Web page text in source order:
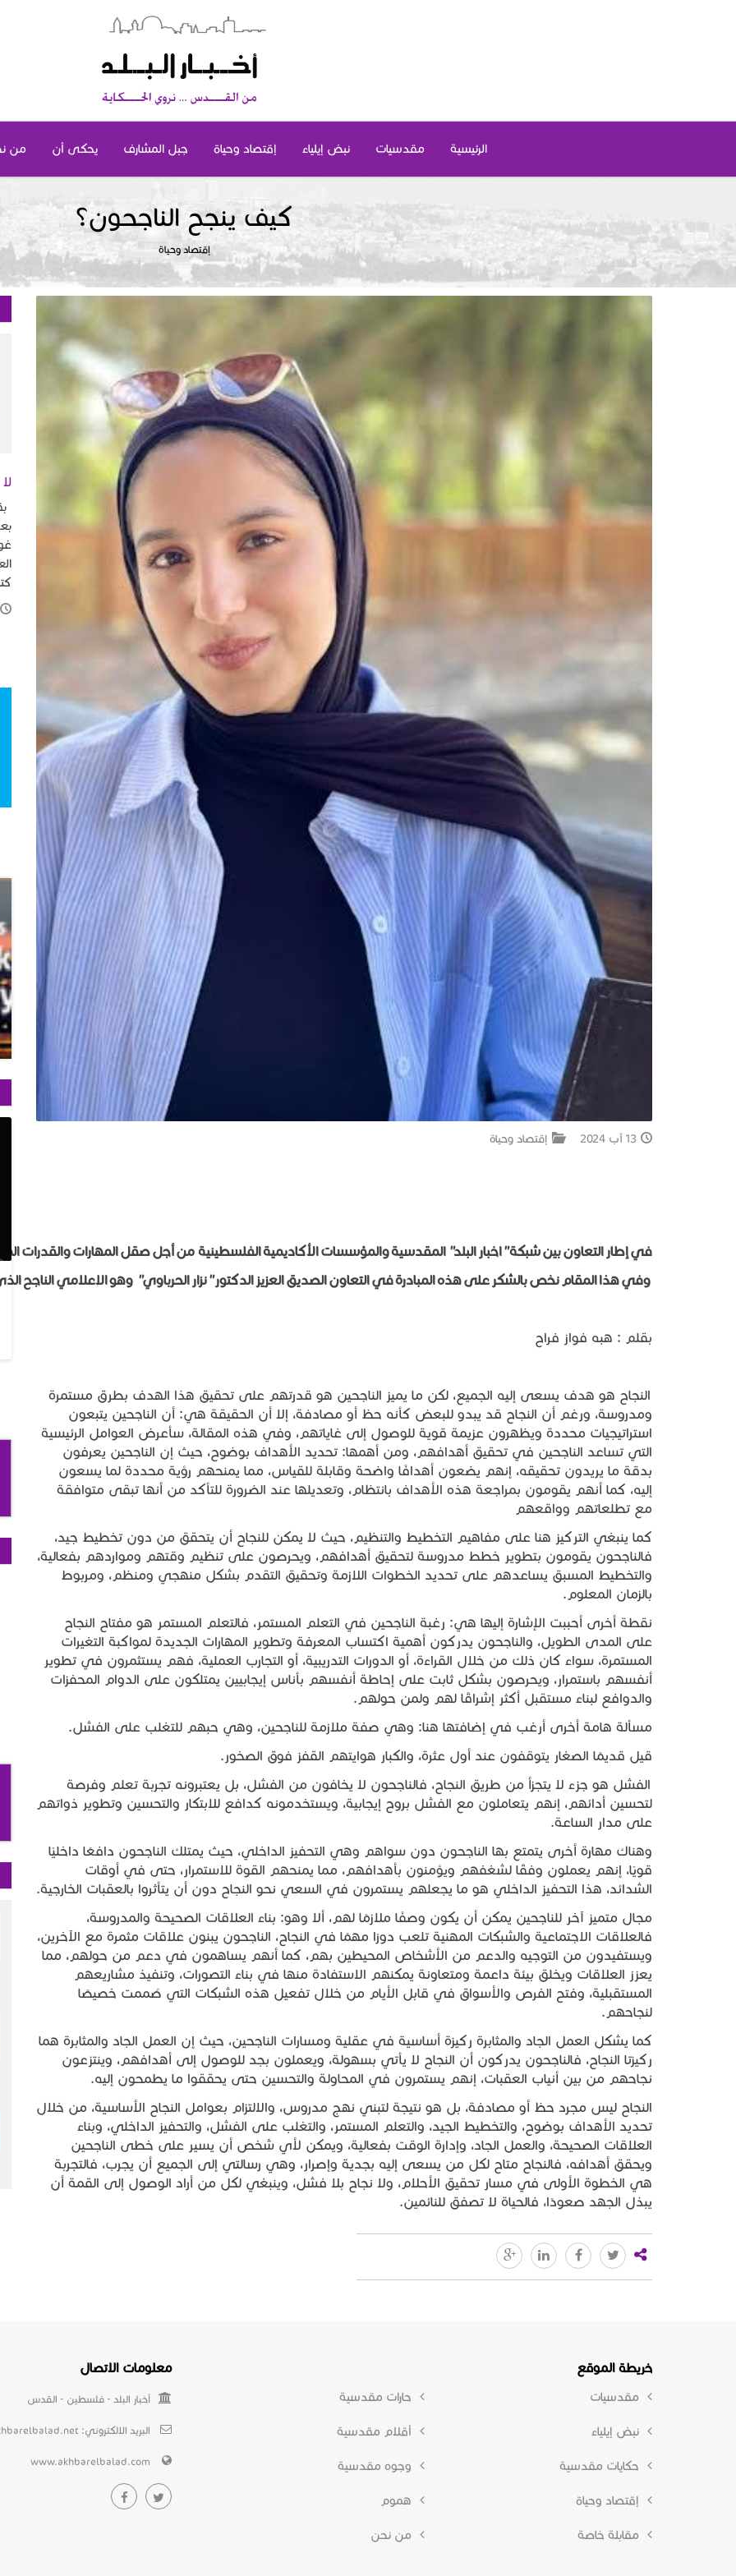
الرئيسية مقدسيات نبض إيلياء إقتصاد وحياة جبل المشارف يحكى أن من
كيف ينجح الناجحون؟
إقتصاد وحياة
13 آب 2024 إقتصاد وحياة
فيإطار التعاونبينشبكة"اخبار البلد" المقدسيةوالمؤسساتالأكاديميةالفلسطينيةمنأجلصقلالمهاراتوالقدرات
وفيهذاالمقامنخصبالشكر علىهذهالمبادرةفيالتعاونالصديقالعزيزالدكتور"نزار الحرباوي" وهوالإعلاميالناجح
بقلم : هبه فواز فراح
النجاح هو هدف يسعى إليه الجميع، لكن ما يميز الناجحين هو قدرتهم على تحقيق هذا الهدف بطرق مستمرة
ومدروسة، ورغم أن النجاح قد يبدو للبعض كأنه حظ أو مصادفة، إلا أن الحقيقة هي: أن الناجحين يتبعون
استراتيجيات محددة ويظهرون عزيمة قوية للوصول إلى غاياتهم، وفي هذه المقالة، سأعرض العوامل الرئيسية
التي تساعد الناجحين في تحقيق أهدافهم، ومن أهمها: تحديد الأهداف بوضوح، حيث إن الناجحين يعرفون
بدقة ما يريدون تحقيقه، إنهم يضعون أهدافًا واضحة وقابلة للقياس، مما يمنحهم رؤية محددة لما يسعون
إليه، كما أنهم يقومون بمراجعة هذه الأهداف بانتظام، وتعديلها عند الضرورة للتأكد من أنها تبقى متوافقة
مع تطلعاتهم وواقعهم
كما ينبغي التركيز هنا على مفاهيم التخطيط والتنظيم، حيث لا يمكن للنجاح أن يتحقق من دون تخطيط جيد،
فالناجحون يقومون بتطوير خطط مدروسة لتحقيق أهدافهم، ويحرصون على تنظيم وقتهم ومواردهم بفعالية،
والتخطيط المسبق يساعدهم على تحديد الخطوات اللازمة وتحقيق التقدم بشكل منهجي ومنظم، ومربوط
بالزمان المعلوم.
نقطة أخرى أحببت الإشارة إليها هي: رغبة الناجحين في التعلم المستمر، فالتعلم المستمر هو مفتاح النجاح
على المدى الطويل، والناجحون يدركون أهمية اكتساب المعرفة وتطوير المهارات الجديدة لمواكبة التغيرات
المستمرة، سواء كان ذلك من خلال القراءة، أو الدورات التدريبية، أو التجارب العملية، فهم يستثمرون في تطوير
أنفسهم باستمرار، ويحرصون بشكل ثابت على إحاطة أنفسهم بأناس إيجابيين يمتلكون على الدوام المحفزات
والدوافع لبناء مستقبل أكثر إشراقًا لهم ولمن حولهم.
مسألة هامة أخرى أرغب في إضافتها هنا: وهي صفة ملازمة للناجحين، وهي حبهم للتغلب على الفشل.
قيل قديمًا الصغار يتوقفون عند أول عثرة، والكبار هوايتهم القفز فوق الصخور.
الفشل هو جزء لا يتجزأ من طريق النجاح، فالناجحون لا يخافون من الفشل، بل يعتبرونه تجربة تعلم وفرصة
لتحسين أدائهم، إنهم يتعاملون مع الفشل بروح إيجابية، ويستخدمونه كدافع للابتكار والتحسين وتطوير ذواتهم
على مدار الساعة.
وهناك مهارة أخرى يتمتع بها الناجحون دون سواهم وهي التحفيز الداخلي، حيث يمتلك الناجحون دافعًا داخليًا
قويًا، إنهم يعملون وفقًا لشغفهم ويؤمنون بأهدافهم، مما يمنحهم القوة للاستمرار، حتى في أوقات
الشدائد، هذا التحفيز الداخلي هو ما يجعلهم يستمرون في السعي نحو النجاح دون أن يتأثروا بالعقبات الخارجية.
مجال متميز آخر للناجحين يمكن أن يكون وصفًا ملازمًا لهم، ألا وهو: بناء العلاقات الصحيحة والمدروسة،
فالعلاقات الاجتماعية والشبكات المهنية تلعب دورًا مهمًا في النجاح، الناجحون يبنون علاقات مثمرة مع الآخرين،
ويستفيدون من التوجيه والدعم من الأشخاص المحيطين بهم، كما أنهم يساهمون في دعم من حولهم، مما
يعزز العلاقات ويخلق بيئة داعمة ومتعاونة يمكنهم الاستفادة منها في بناء التصورات، وتنفيذ مشاريعهم
المستقبلية، وفتح الفرص والأسواق في قابل الأيام من خلال تفعيل هذه الشبكات التي صُممت خصيصًا
لنجاحهم.
كما يشكل العمل الجاد والمثابرة ركيزة أساسية في عقلية ومسارات الناجحين، حيث إن العمل الجاد والمثابرة هما
ركيزتا النجاح، فالناجحون يدركون أن النجاح لا يأتي بسهولة، ويعملون بجد للوصول إلى أهدافهم، وينتزعون
نجاحهم من بين أنياب العقبات، إنهم يستمرون في المحاولة والتحسين حتى يحققوا ما يطمحون إليه.
النجاح ليس مجرد حظ أو مصادفة، بل هو نتيجة لتبني نهج مدروس، والالتزام بعوامل النجاح الأساسية، من خلال
تحديد الأهداف بوضوح، والتخطيط الجيد، والتعلم المستمر، والتغلب على الفشل، والتحفيز الداخلي، وبناء
العلاقات الصحيحة، والعمل الجاد، وإدارة الوقت بفعالية، ويمكن لأي شخص أن يسير على خطى الناجحين
ويحقق أهدافه، فالنجاح متاح لكل من يسعى إليه بجدية وإصرار، وهي رسالتي إلى الجميع أن يجرب، فالتجربة
هي الخطوة الأولى في مسار تحقيق الأحلام، ولا نجاح بلا فشل، وينبغي لكل من أراد الوصول إلى القمة أن
يبذل الجهد صعودًا، فالحياة لا تصفق للنائمين.
خريطة الموقع
مقدسيات
نبض إيلياء
حكايات مقدسية
إقتصاد وحياة
مقابلة خاصة
حارات مقدسية
أقلام مقدسية
وجوه مقدسية
هموم
من نحن
معلومات الاتصال
أخبار البلد - فلسطين - القدس
البريد الالكتروني:
www.akhbarelbalad.com